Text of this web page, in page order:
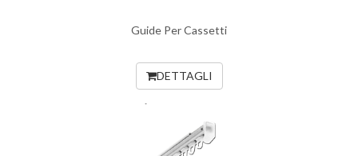
Guide Per Cassetti
DETTAGLI